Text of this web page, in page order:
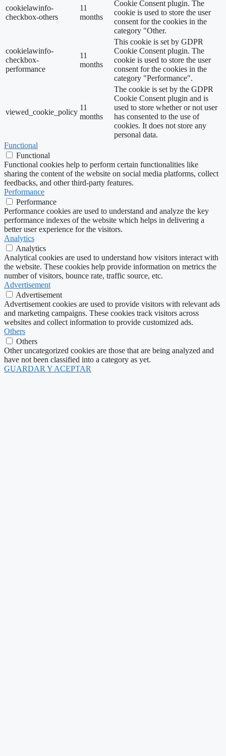
cookielawinfo-
checkbox-others
11
months
Cookie Consent plugin. The
cookie is used to store the user
consent for the cookies in the
category "Other.
cookielawinfo-
checkbox-
performance
11
months
This cookie is set by GDPR
Cookie Consent plugin. The
cookie is used to store the user
consent for the cookies in the
category "Performance".
viewed_cookie_policy
11
months
The cookie is set by the GDPR
Cookie Consent plugin and is
used to store whether or not user
has consented to the use of
cookies. It does not store any
personal data.
Functional
Functional
Functional cookies help to perform certain functionalities like
sharing the content of the website on social media platforms, collect
feedbacks, and other third-party features.
Performance
Performance
Performance cookies are used to understand and analyze the key
performance indexes of the website which helps in delivering a
better user experience for the visitors.
Analytics
Analytics
Analytical cookies are used to understand how visitors interact with
the website. These cookies help provide information on metrics the
number of visitors, bounce rate, traffic source, etc.
Advertisement
Advertisement
Advertisement cookies are used to provide visitors with relevant ads
and marketing campaigns. These cookies track visitors across
websites and collect information to provide customized ads.
Others
Others
Other uncategorized cookies are those that are being analyzed and
have not been classified into a category as yet.
GUARDAR Y ACEPTAR